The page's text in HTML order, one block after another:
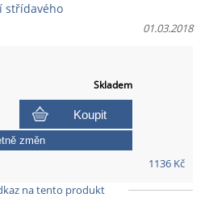
střídavého
01.03.2018
Skladem
Koupit
1136 Kč
změn
na tento produkt